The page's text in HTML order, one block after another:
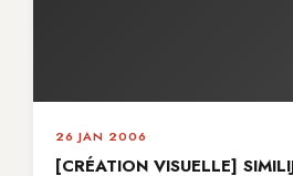
26 JAN 2006
[CRÉATION VISUELLE]